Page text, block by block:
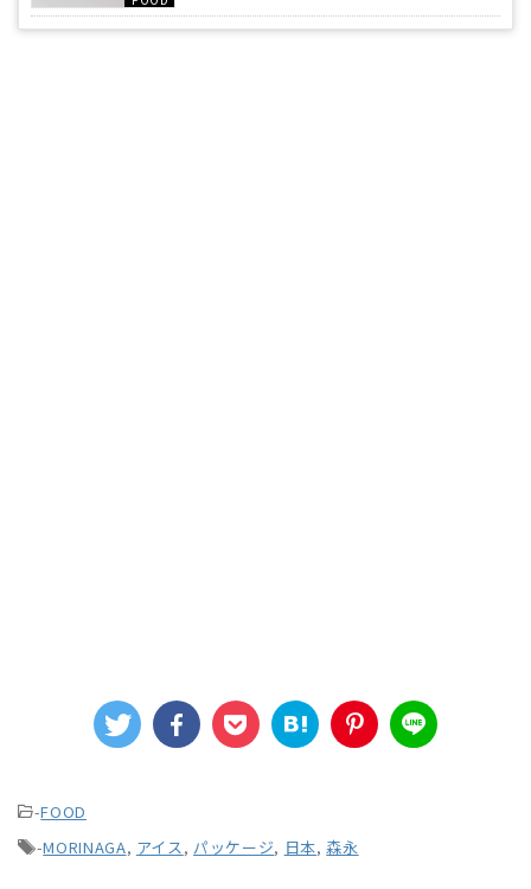
-FOOD
-MORINAGA, アイス,パッケージ, 日本,森永